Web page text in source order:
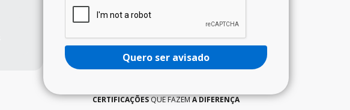
Quero ser avisado
CERTIFICAÇÕESQUE FAZEMA DIFERENÇA